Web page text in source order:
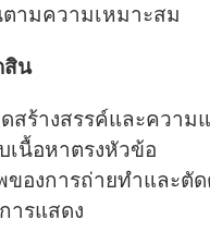
ามความเหมาะสม
สิน
สร้างสรรค์และความ
เนื้อหาตรงหัวข้อ
องการถ่ายทำและตัด
ารแสดง